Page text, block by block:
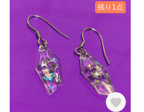
残り1点